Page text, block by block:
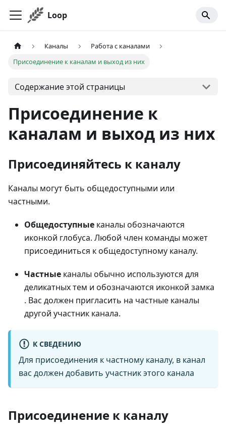
Loop
Каналы
Работа с каналами
Присоединение к каналам и выход из них
Содержание этой страницы
Присоединение к
каналам и выход из них
Присоединяйтесь к каналу
Каналы могут быть общедоступными или
частными.
Общедоступные каналы обозначаются
иконкой глобуса. Любой член команды может
присоединиться к общедоступному каналу.
Частные каналы обычно используются для
деликатных тем и обозначаются иконкой замка
. Вас должен пригласить на частные каналы
другой участник канала.
К СВЕДЕНИЮ
Для присоединения к частному каналу, в канал
вас должен добавить участник этого канала
Присоединение к каналу